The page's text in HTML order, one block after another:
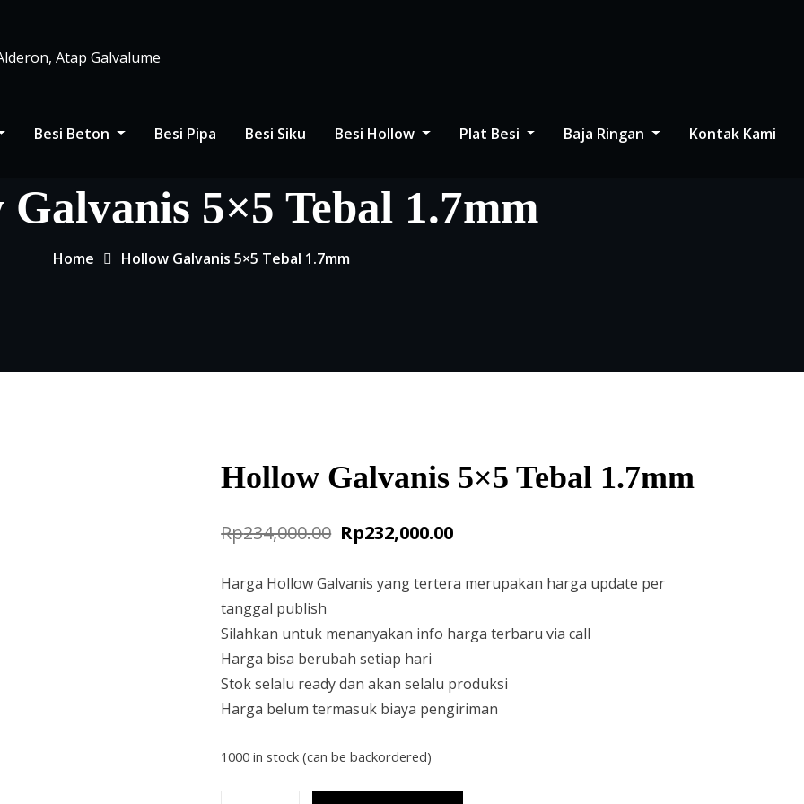
Atap Galvalume
Besi Beton Besi Pipa Besi Siku Besi Hollow Plat Besi Baja Ringan Kontak Kami
5×5 Tebal 1.7mm
Home Hollow Galvanis 5×5 Tebal 1.7mm
Hollow Galvanis 5×5 Tebal 1.7mm
Rp234,000.00 Original
was:
Rp234,000.00.
Rp232,000.00
is:
Rp232,000.00.
Harga Hollow Galvanis yang tertera merupakan harga update per
tanggal publish
Silahkan untuk menanyakan info harga terbaru via call
Harga bisa berubah setiap hari
Stok selalu ready dan akan selalu produksi
Harga belum termasuk biaya pengiriman
1000 in stock (can be backordered)